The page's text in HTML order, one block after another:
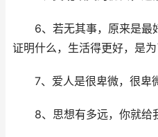
6、若无其事，原来是最
证明什么，生活得更好，是为
7、爱人是很卑微，很卑
8、思想有多远，你就给